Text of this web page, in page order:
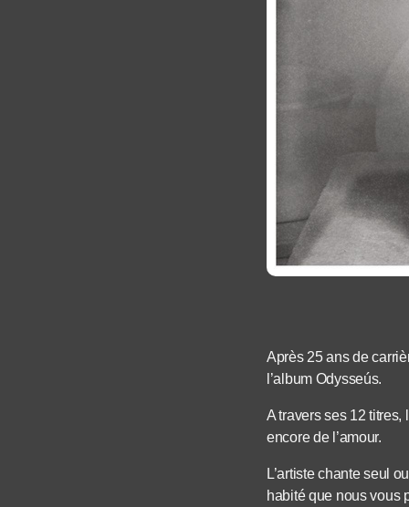
Après 25 ans de
l’album Odysseús.
A travers ses 12
encore de l’amour.
L’artiste chante seul
habité que nous vous